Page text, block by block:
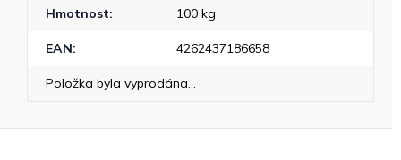
Hmotnost: 100 kg
EAN: 4262437186658
Položka byla vyprodána…